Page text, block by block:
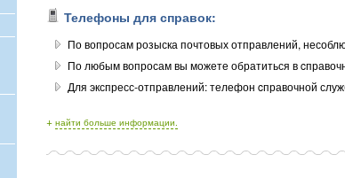
Телефоны для справок:
По вопросам розыска почтовых отправлений,
По любым вопросам вы можете обратиться в
Для экспресс-отправлений: телефон cправочной
+ найти больше информации.